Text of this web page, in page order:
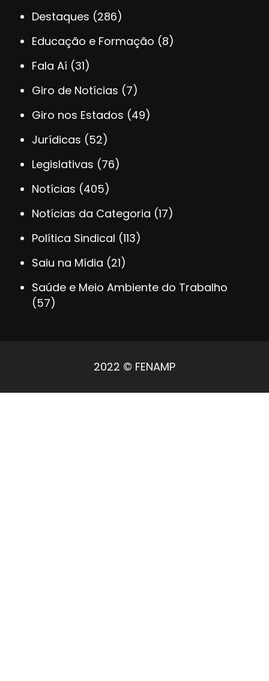
Destaques (286)
Educação e Formação (8)
Fala Aí (31)
Giro de Notícias (7)
Giro nos Estados (49)
Jurídicas (52)
Legislativas (76)
Notícias (405)
Notícias da Categoria (17)
Política Sindical (113)
Saiu na Mídia (21)
Saúde e Meio Ambiente do Trabalho
(57)
2022 © FENAMP